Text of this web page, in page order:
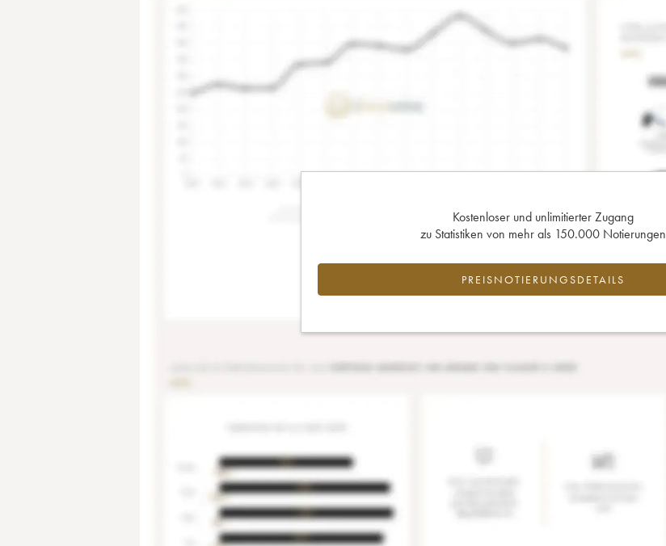
Kostenloser und unlimitierter Zugang
zu Statistiken von mehr als 150.000 Notierungen
PREISNOTIERUNGSDETAILS